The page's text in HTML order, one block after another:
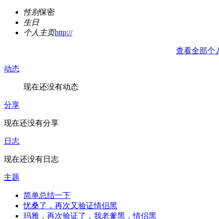
性别保密
生日
个人主页http://
查看全部个
动态
现在还没有动态
分享
现在还没有分享
日志
现在还没有日志
主题
简单总结一下
忧桑了，再次又验证情侣黑
玛雅，再次验证了，我老爹黑，情侣黑